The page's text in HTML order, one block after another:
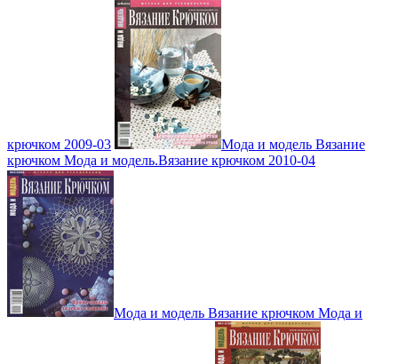
крючком 2009-03
Мода и модель Вязание
крючком Мода и модель.Вязание крючком 2010-04
Мода и модель Вязание крючком Мода и